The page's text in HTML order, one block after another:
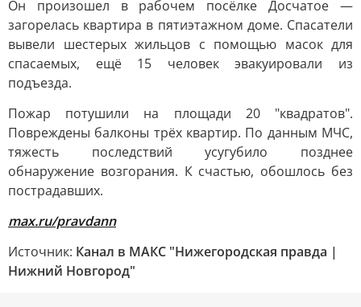
Он произошел в рабочем посёлке Досчатое —
загорелась квартира в пятиэтажном доме. Спасатели
вывели шестерых жильцов с помощью масок для
спасаемых, ещё 15 человек эвакуировали из
подъезда.
Пожар потушили на площади 20 "квадратов".
Повреждены балконы трёх квартир. По данным МЧС,
тяжесть последствий усугубило позднее
обнаружение возгорания. К счастью, обошлось без
пострадавших.
max.ru/pravdann
Источник: Канал в МАКС "Нижегородская правда |
Нижний Новгород"